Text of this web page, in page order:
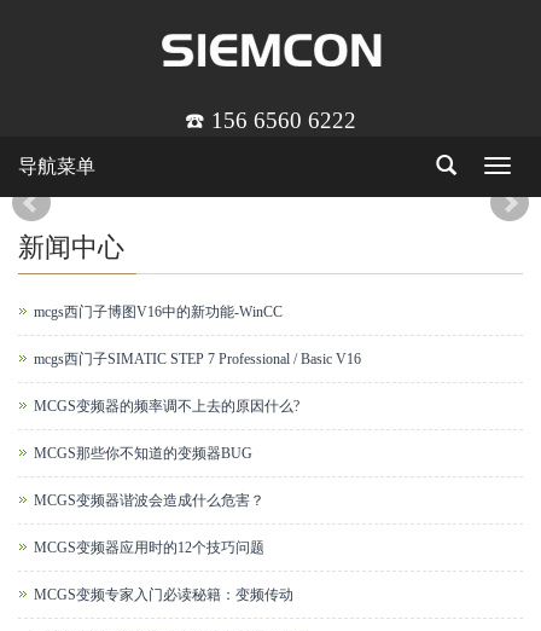
☎️ 156 6560 6222
Toggle
导航菜单
新闻中心
mcgs西门子博图V16中的新功能-WinCC
mcgs西门子SIMATIC STEP 7 Professional / Basic V16
MCGS变频器的频率调不上去的原因什么?
MCGS那些你不知道的变频器BUG
MCGS变频器谐波会造成什么危害？
MCGS变频器应用时的12个技巧问题
MCGS变频专家入门必读秘籍：变频传动